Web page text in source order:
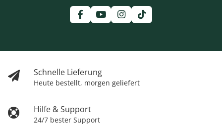
Schnelle Lieferung
Heute bestellt, morgen geliefert
Hilfe & Support
24/7 bester Support